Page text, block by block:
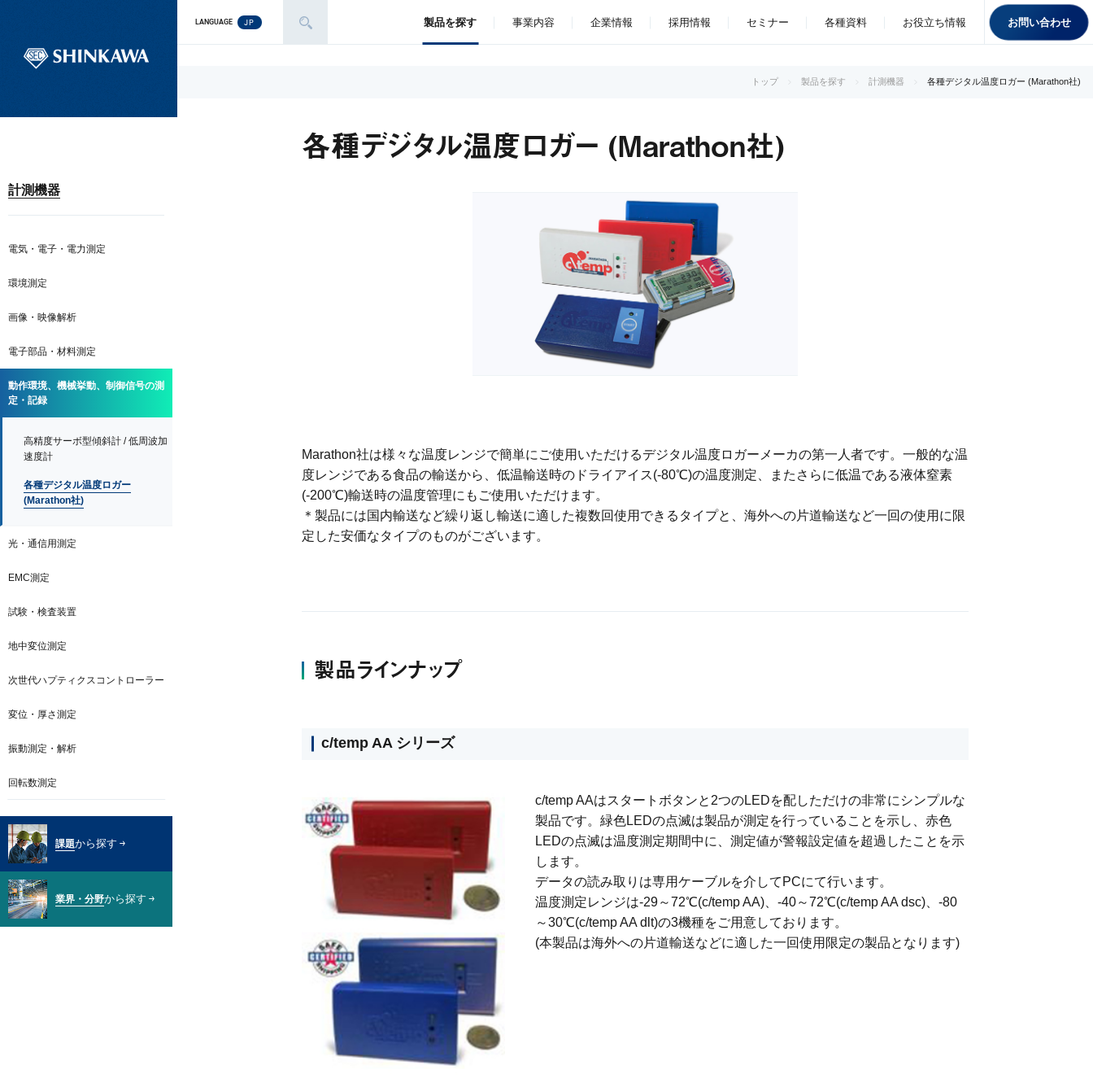
LANGUAGE JP 製品を探す 事業内容 企業情報 採用情報 セミナー 各種資料 お役立ち情報 お問い合わせ
トップ 製品を探す 計測機器 各種デジタル温度ロガー (Marathon社)
計測機器
電気・電子・電力測定
環境測定
画像・映像解析
電子部品・材料測定
動作環境、機械挙動、制御信号の測
定・記録
高精度サーボ型傾斜計 / 低周波加
速度計
各種デジタル温度ロガー
(Marathon社)
光・通信用測定
EMC測定
試験・検査装置
地中変位測定
次世代ハプティクスコントローラー
変位・厚さ測定
振動測定・解析
回転数測定
課題から探す
業界・分野から探す
各種デジタル温度ロガー (Marathon社)
Marathon社は様々な温度レンジで簡単にご使用いただけるデジタル温度ロガーメーカの第一人者です。一般的な温
度レンジである食品の輸送から、低温輸送時のドライアイス(-80℃)の温度測定、またさらに低温である液体窒素
(-200℃)輸送時の温度管理にもご使用いただけます。
＊製品には国内輸送など繰り返し輸送に適した複数回使用できるタイプと、海外への片道輸送など一回の使用に限
定した安価なタイプのものがございます。
製品ラインナップ
c/temp AA シリーズ
c/temp AAはスタートボタンと2つのLEDを配しただけの非常にシンプルな
製品です。緑色LEDの点滅は製品が測定を行っていることを示し、赤色
LEDの点滅は温度測定期間中に、測定値が警報設定値を超過したことを示
します。
データの読み取りは専用ケーブルを介してPCにて行います。
温度測定レンジは-29～72℃(c/temp AA)、-40～72℃(c/temp AA dsc)、-80
～30℃(c/temp AA dlt)の3機種をご用意しております。
(本製品は海外への片道輸送などに適した一回使用限定の製品となります)